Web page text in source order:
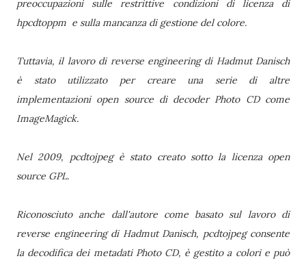
preoccupazioni sulle restrittive condizioni di licenza di
hpcdtoppm e sulla mancanza di gestione del colore.
Tuttavia, il lavoro di reverse engineering di Hadmut Danisch
è stato utilizzato per creare una serie di altre
implementazioni open source di decoder Photo CD come
ImageMagick.
Nel 2009, pcdtojpeg è stato creato sotto la licenza open
source GPL.
Riconosciuto anche dall'autore come basato sul lavoro di
reverse engineering di Hadmut Danisch, pcdtojpeg consente
la decodifica dei metadati Photo CD, è gestito a colori e può